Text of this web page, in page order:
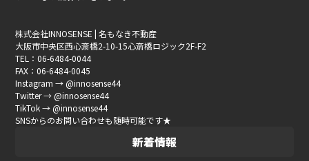
株式会社INNOSENSE | 名もなき不動産
大阪市中央区西心斎橋2-10-15心斎橋ロジック2F-F2
TEL：06-6484-0044
FAX：06-6484-0045
Instagram → @innosense44
Twitter → @innosense44
TikTok → @innosense44
SNSからのお問い合わせも随時可能です★
新着情報